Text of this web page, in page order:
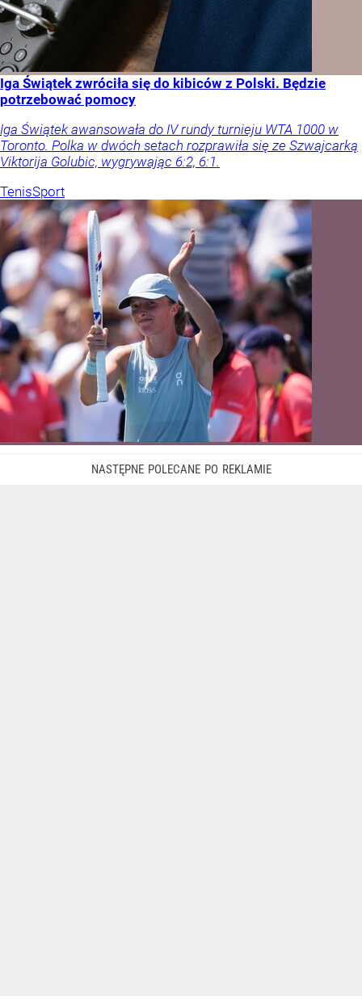
Iga Świątek zwróciła się do kibiców z Polski. Będzie
potrzebować pomocy
Iga Świątek awansowała do IV rundy turnieju WTA 1000 w
Toronto. Polka w dwóch setach rozprawiła się ze Szwajcarką
Viktorija Golubic, wygrywając 6:2, 6:1.
TenisSport